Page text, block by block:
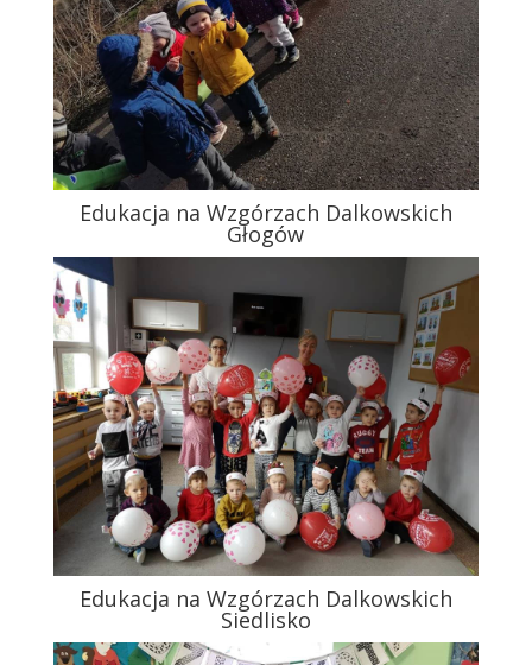
Edukacja na Wzgórzach Dalkowskich
Głogów
Edukacja na Wzgórzach Dalkowskich
Siedlisko